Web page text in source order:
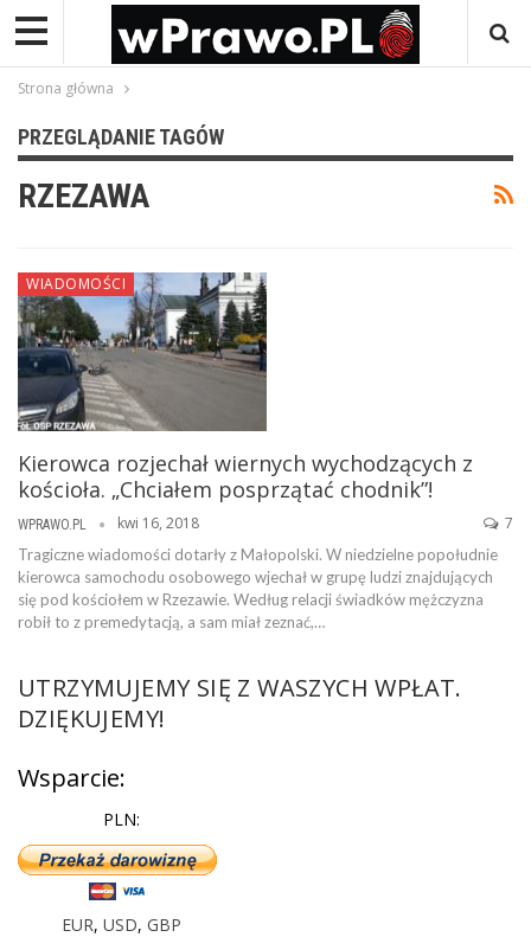
Strona główna
PRZEGLĄDANIE TAGÓW
RZEZAWA
WIADOMOŚCI
Kierowca rozjechał wiernych wychodzących z
kościoła. „Chciałem posprzątać chodnik”!
WPRAWO.PL kwi 16, 2018 7
Tragiczne wiadomości dotarły z Małopolski. W niedzielne popołudnie
kierowca samochodu osobowego wjechał w grupę ludzi znajdujących
się pod kościołem w Rzezawie. Według relacji świadków mężczyzna
robił to z premedytacją, a sam miał zeznać,…
UTRZYMUJEMY SIĘ Z WASZYCH WPŁAT.
DZIĘKUJEMY!
Wsparcie:
PLN:
EUR, USD, GBP